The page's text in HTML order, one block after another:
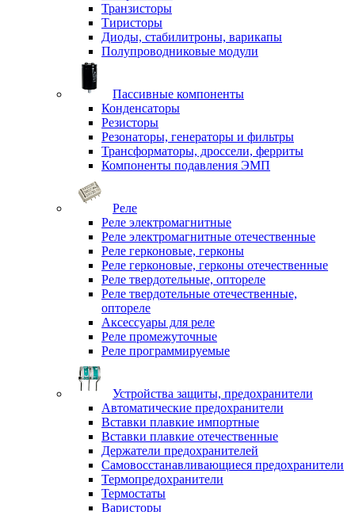
Транзисторы
Тиристоры
Диоды, стабилитроны, варикапы
Полупроводниковые модули
Пассивные компоненты
Конденсаторы
Резисторы
Резонаторы, генераторы и фильтры
Трансформаторы, дроссели, ферриты
Компоненты подавления ЭМП
Реле
Реле электромагнитные
Реле электромагнитные отечественные
Реле герконовые, герконы
Реле герконовые, герконы отечественные
Реле твердотельные, оптореле
Реле твердотельные отечественные,
оптореле
Аксессуары для реле
Реле промежуточные
Реле программируемые
Устройства защиты, предохранители
Автоматические предохранители
Вставки плавкие импортные
Вставки плавкие отечественные
Держатели предохранителей
Самовосстанавливающиеся предохранители
Термопредохранители
Термостаты
Варисторы